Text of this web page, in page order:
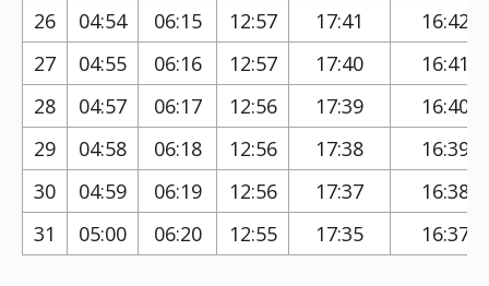
26
04:54 06:15 12:57 17:41
16:42
27
04:55 06:16 12:57 17:40
16:41
28
04:57 06:17 12:56 17:39
16:40
29
04:58 06:18 12:56 17:38
16:39
30
04:59 06:19 12:56 17:37
16:38
31
05:00 06:20 12:55 17:35 16:37